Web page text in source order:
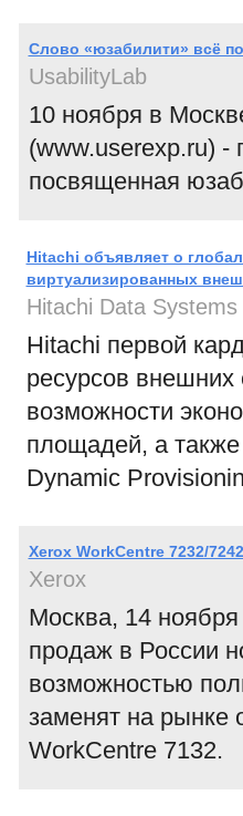
Слово «юзабилити» всё
UsabilityLab
10 ноября в
(www.userexp.ru)
посвященная
Hitachi объявляет о
виртуализированных
Hitachi Data Systems
Hitachi первой
ресурсов внешних
возможности
площадей, а
Dynamic
Xerox WorkCentre 7232/
Xerox
Москва, 14
продаж в России
возможностью
заменят на рынке
WorkCentre 7132.